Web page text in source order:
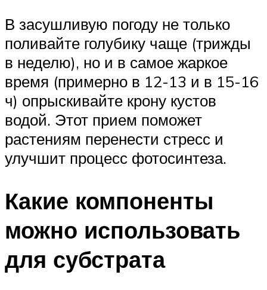
В засушливую погоду не только
поливайте голубику чаще (трижды
в неделю), но и в самое жаркое
время (примерно в 12-13 и в 15-16
ч) опрыскивайте крону кустов
водой. Этот прием поможет
растениям перенести стресс и
улучшит процесс фотосинтеза.
Какие компоненты
можно использовать
для субстрата